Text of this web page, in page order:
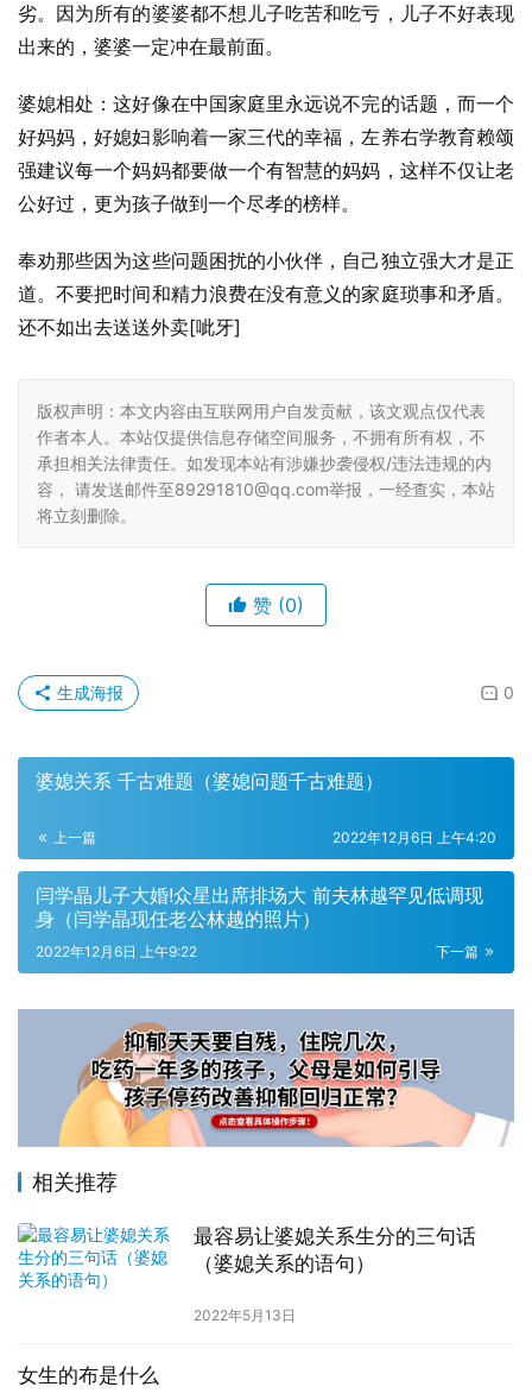
劣。因为所有的婆婆都不想儿子吃苦和吃亏，儿子不好表现
出来的，婆婆一定冲在最前面。
婆媳相处：这好像在中国家庭里永远说不完的话题，而一个
好妈妈，好媳妇影响着一家三代的幸福，左养右学教育赖颂
强建议每一个妈妈都要做一个有智慧的妈妈，这样不仅让老
公好过，更为孩子做到一个尽孝的榜样。
奉劝那些因为这些问题困扰的小伙伴，自己独立强大才是正
道。不要把时间和精力浪费在没有意义的家庭琐事和矛盾。
还不如出去送送外卖[呲牙]
版权声明：本文内容由互联网用户自发贡献，该文观点仅代表
作者本人。本站仅提供信息存储空间服务，不拥有所有权，不
承担相关法律责任。如发现本站有涉嫌抄袭侵权/违法违规的内
容， 请发送邮件至89291810@qq.com举报，一经查实，本站
将立刻删除。
赞 (0)
0
生成海报
婆媳关系 千古难题（婆媳问题千古难题）
上一篇 2022年12月6日 上午4:20
闫学晶儿子大婚!众星出席排场大 前夫林越罕见低调现
身（闫学晶现任老公林越的照片）
下一篇
2022年12月6日 上午9:22
相关推荐
最容易让婆媳关系生分的三句话
（婆媳关系的语句）
2022年5月13日
女生的布是什么